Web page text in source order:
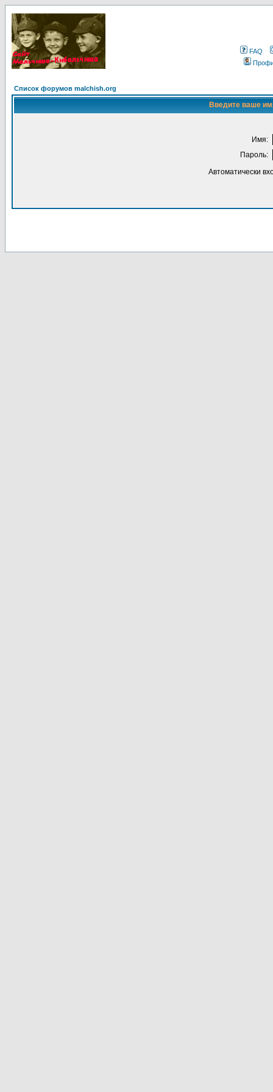
FAQ
Список форумов malchish.org
Введите ваше
Имя:
Пароль:
Автоматически